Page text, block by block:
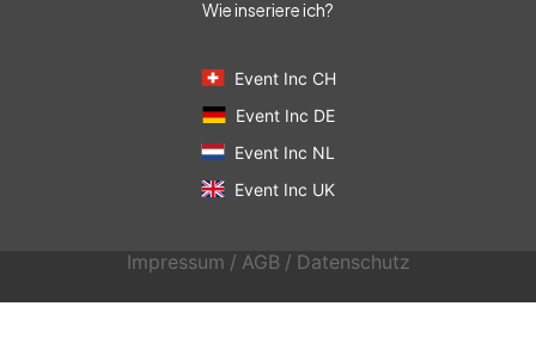
Wie inseriere ich?
Event Inc CH
Event Inc DE
Event Inc NL
Event Inc UK
Impressum / AGB / Datenschutz